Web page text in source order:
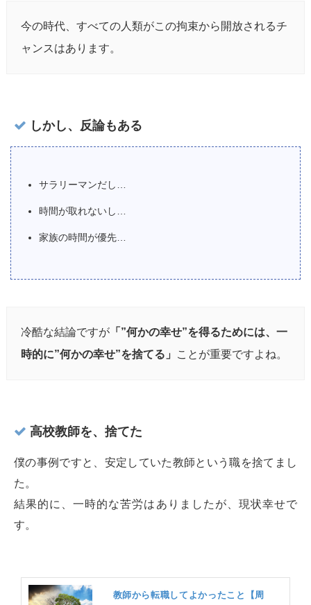
今の時代、すべての人類がこの拘束から開放されるチ
ャンスはあります。
しかし、反論もある
サラリーマンだし…
時間が取れないし…
家族の時間が優先…
冷酷な結論ですが 「”何かの幸せ”を得るためには、一
時的に”何かの幸せ”を捨てる」
ことが重要ですよね。
高校教師を、捨てた
僕の事例ですと、安定していた教師という職を捨てまし
た。
結果的に、一時的な苦労はありましたが、現状幸せで
す。
教師から転職してよかったこと【周